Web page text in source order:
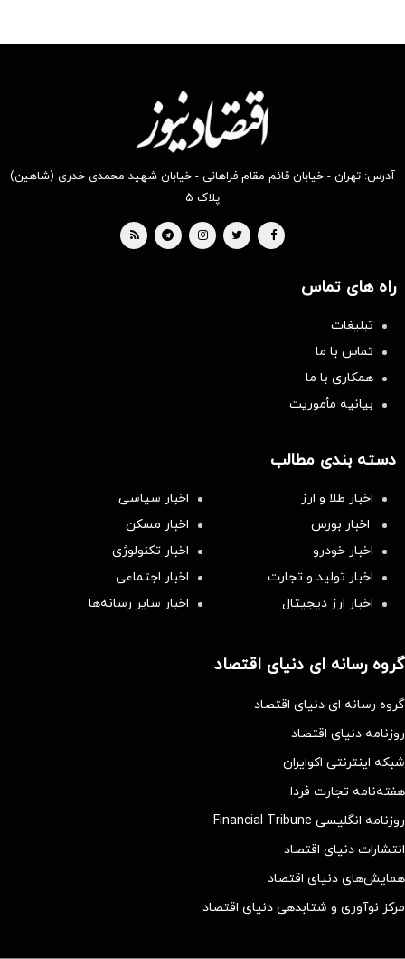
آدرس: تهران - خیابان قائم مقام فراهانی - خیابان شهید محمدی خدری (شاهین)
پلاک ۵
راه های تماس
تبلیغات
تماس با ما
همکاری با ما
بیانیه مأموریت
دسته بندی مطالب
اخبار طلا و ارز
اخبار سیاسی
اخبار بورس
اخبار مسکن
اخبار خودرو
اخبار تکنولوژی
اخبار تولید و تجارت
اخبار اجتماعی
اخبار ارز دیجیتال
اخبار سایر رسانه‌‌ها
گروه رسانه ای دنیای اقتصاد
گروه رسانه ای دنیای اقتصاد
روزنامه دنیای اقتصاد
شبکه اینترنتی اکوایران
هفته‌نامه تجارت فردا
روزنامه انگلیسی Financial Tribune
انتشارات دنیای اقتصاد
همایش‌های دنیای اقتصاد
مرکز نوآوری و شتابدهی دنیای اقتصاد